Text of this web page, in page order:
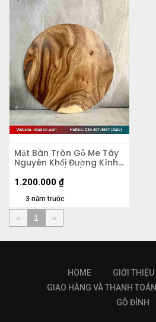
Mặt Bàn Tròn Gỗ Me Tây
Nguyên Khối Đường Kính
60 Dày 4.5 (cm)
3 năm trước
1.200.000 ₫
« 1 »
HOME GIỚI THIỆU
GIAO HÀNG VÀ THANH TOÁN
GỖ ĐỈNH